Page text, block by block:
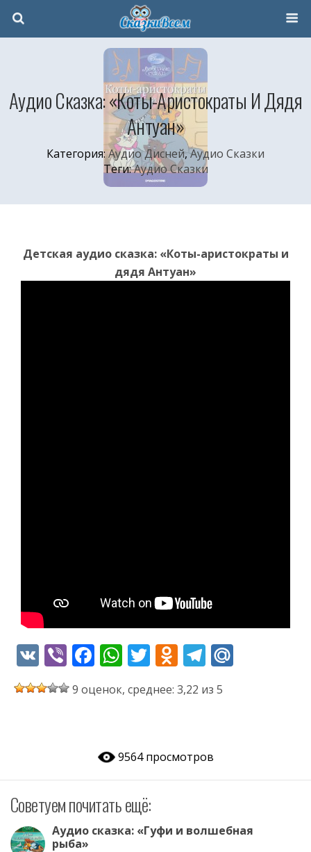
Аудио Сказка: «Коты-Аристократы И Дядя
Антуан»
Категория:Аудио Дисней,Аудио Сказки
Теги:Аудио Сказки
Детская аудио сказка: «Коты-аристократы и
дядя Антуан»
V
K
Vi
b
er
F
e
o
o
k
W
at
p
p
T
itt
O
d
n
as
s
ki
T
el
e
m
9 оценок, среднее: 3,22 из 5
9564 просмотров
Советуем почитать ещё:
Аудио сказка: «Гуфи и волшебная
рыба»